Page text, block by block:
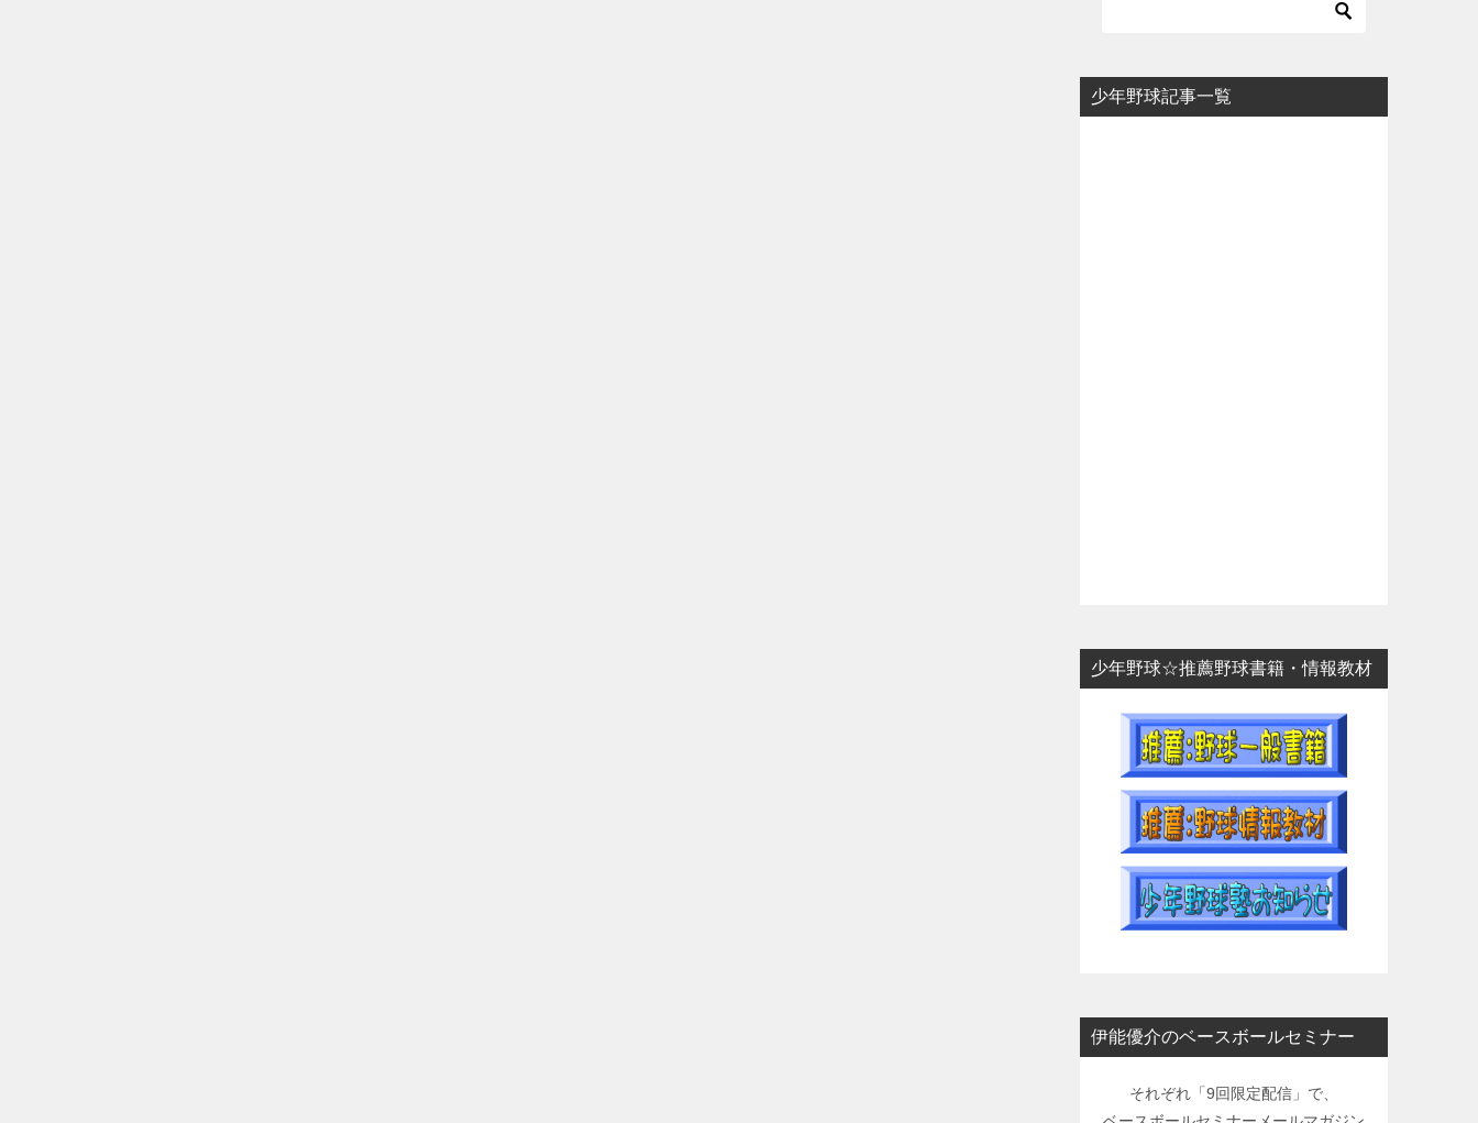
少年野球記事一覧
少年野球☆推薦野球書籍・情報教材
伊能優介のベースボールセミナー
それぞれ「9回限定配信」で、